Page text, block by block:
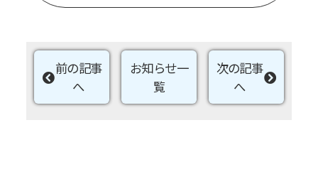
前の記事
へ
お知らせ一
覧
次の記事
へ